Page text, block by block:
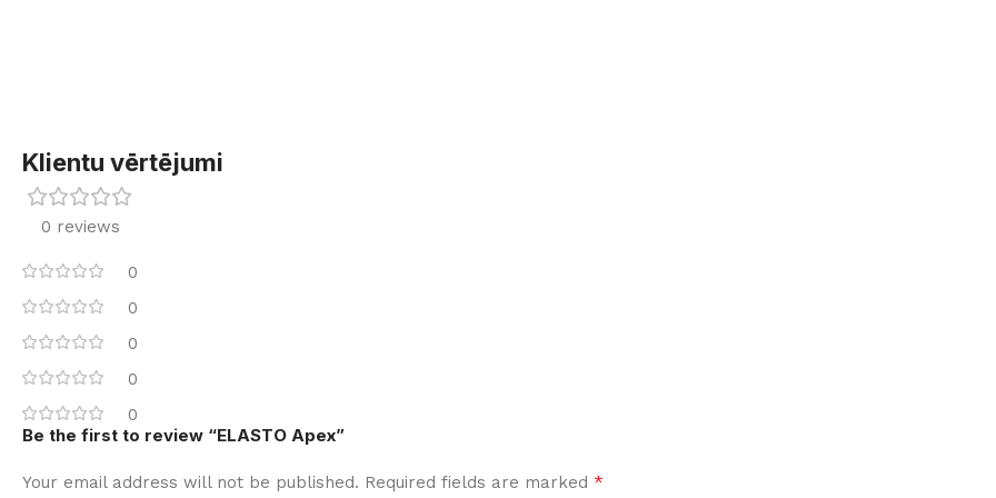
Klientu vērtējumi
0 reviews
0
0
0
0
0
Be the first to review “ELASTO Apex”
Your email address will not be published. Required fields are marked *